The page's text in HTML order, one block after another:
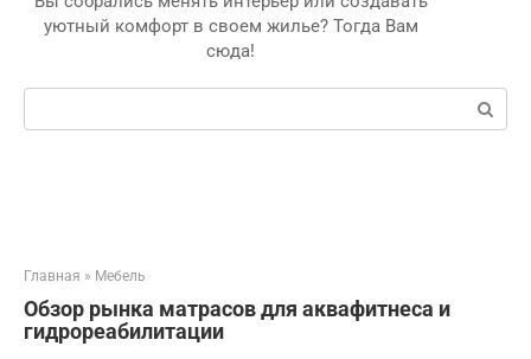
уютный комфорт в своем жилье? Тогда Вам
сюда!
Поиск:
Главная » Мебель
Обзор рынка матрасов для аквафитнеса и
гидрореабилитации